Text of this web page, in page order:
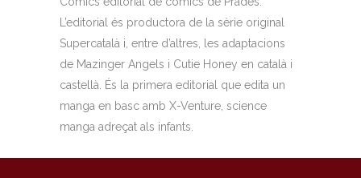
L’editorial és productora de la sèrie original
Supercatalà i, entre d’altres, les adaptacions
de Mazinger Angels i Cutie Honey en català i
castellà. És la primera editorial que edita un
manga en basc amb X-Venture, science
manga adreçat als infants.